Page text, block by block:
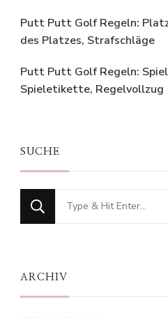
Putt Putt Golf Regeln:
des Platzes, Strafschläge
Putt Putt Golf Regeln:
Spieletikette, Regelvollzug
SUCHE
Looking
for
ARCHIV